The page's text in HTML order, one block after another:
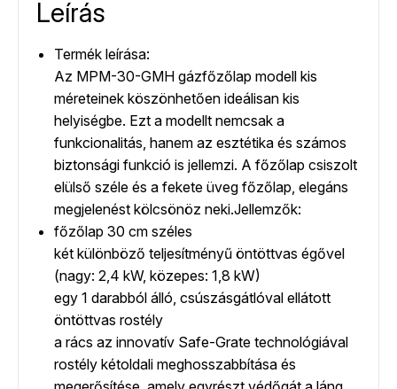
Leírás
Termék leírása:
Az MPM-30-GMH gázfőzőlap modell kis
méreteinek köszönhetően ideálisan kis
helyiségbe. Ezt a modellt nemcsak a
funkcionalitás, hanem az esztétika és számos
biztonsági funkció is jellemzi. A főzőlap csiszolt
elülső széle és a fekete üveg főzőlap, elegáns
megjelenést kölcsönöz neki.Jellemzők:
főzőlap 30 cm széles
két különböző teljesítményű öntöttvas égővel
(nagy: 2,4 kW, közepes: 1,8 kW)
egy 1 darabból álló, csúszásgátlóval ellátott
öntöttvas rostély
a rács az innovatív Safe-Grate technológiával
rostély kétoldali meghosszabbítása és